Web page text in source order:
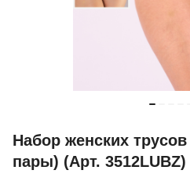
Набор женских
пары) (Арт. 3512LUBZ)